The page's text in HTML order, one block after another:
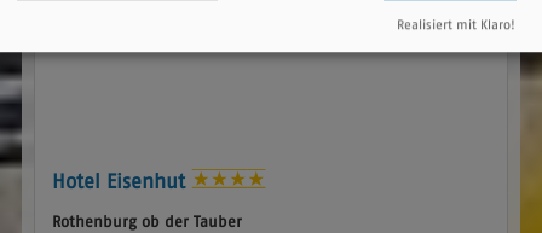
Hotel Eisenhut
Rothenburg ob der Tauber
Realisiert mit Klaro!